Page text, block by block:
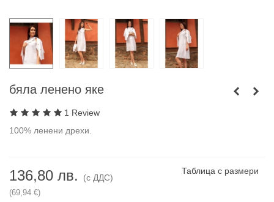
бяла ленено яке
1 Review
100% ленени дрехи.
136,80 лв. (с ДДС)
(69,94 €)
Таблица с размери